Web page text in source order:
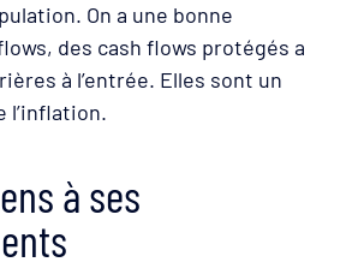
On a une bonne
des cash flows protégés a
à l’entrée. Elles sont un
l’inflation.
à ses